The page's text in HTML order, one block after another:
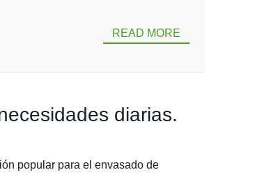
READ MORE
diarias.
popular para el envasado de